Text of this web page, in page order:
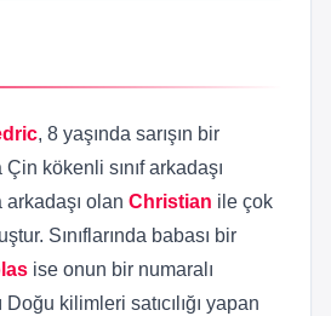
, 8 yaşında sarışın bir
kökenli sınıf arkadaşı
arkadaşı olan Christian ile çok
Sınıflarında babası bir
ise onun bir numaralı
Doğu kilimleri satıcılığı yapan